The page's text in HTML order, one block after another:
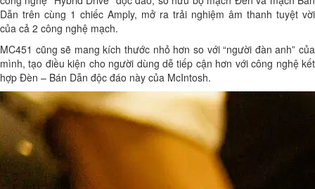
Dẫn trên cùng 1 chiếc Amply, mở ra trải nghiệm âm thanh tuyệt vời
của cả 2 công nghệ mạch.
MC451 cũng sẽ mang kích thước nhỏ hơn so với “người đàn anh” của
mình, tạo điều kiện cho người dùng dễ tiếp cận hơn với công nghệ kết
hợp Đèn – Bán Dẫn độc đáo này của McIntosh.